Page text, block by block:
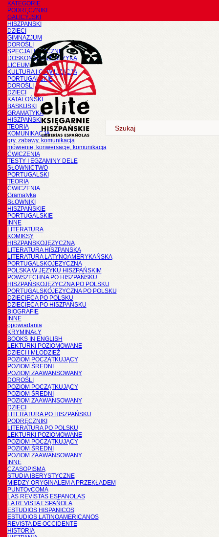
KATEGORIE
PODRĘCZNIKI
GALICYJSKI
HISZPAŃSKI
DZIECI
GIMNAZJUM
DOROŚLI
SPECJALISTYCZNE
DOSKONALENIE JĘZYKA
LICEUM
KULTURA I CYWILIZACJA
PORTUGALSKIE
DOROŚLI
DZIECI
KATALOŃSKI
BASKIJSKI
GRAMATYKA
HISZPAŃSKI
TEORIA
KOMUNIKACJA
gry, zabawy, komunikacja
mówienie, konwersacje, komunikacja
ĆWICZENIA
TESTY I EGZAMINY DELE
SŁOWNICTWO
PORTUGALSKI
TEORIA
ĆWICZENIA
Gramatyka
SŁOWNIKI
HISZPAŃSKIE
PORTUGALSKIE
INNE
LITERATURA
KOMIKSY
HISZPAŃSKOJĘZYCZNA
LITERATURA HISZPANSKA
LITERATURA LATYNOAMERYKAŃSKA
PORTUGALSKOJĘZYCZNA
POLSKA W JĘZYKU HISZPAŃSKIM
POWSZECHNA PO HISZPAŃSKU
HISZPAŃSKOJĘZYCZNA PO POLSKU
PORTUGALSKOJĘZYCZNA PO POLSKU
DZIECIĘCA PO POLSKU
DZIECIĘCA PO HISZPAŃSKU
BIOGRAFIE
INNE
opowiadania
KRYMINAŁY
BOOKS IN ENGLISH
LEKTURKI POZIOMOWANE
DZIECI I MŁODZIEŻ
POZIOM POCZĄTKUJĄCY
POZIOM ŚREDNI
POZIOM ZAAWANSOWANY
DOROŚLI
POZIOM POCZĄTKUJĄCY
POZIOM ŚREDNI
POZIOM ZAAWANSOWANY
DZIECI
LITERATURA PO HISZPAŃSKU
PODRĘCZNIKI
LITERATURA PO POLSKU
LEKTURKI POZIOMOWANE
POZIOM POCZĄTKUJĄCY
POZIOM ŚREDNI
POZIOM ZAAWANSOWANY
INNE
CZASOPISMA
STUDIA IBERYSTYCZNE
MIĘDZY ORYGINAŁEM A PRZEKŁADEM
PUNTOyCOMA
LAS REVISTAS ESPANOLAS
LA REVISTA ESPAÑOLA
ESTUDIOS HISPANICOS
ESTUDIOS LATINOAMERICANOS
REVISTA DE OCCIDENTE
HISTORIA